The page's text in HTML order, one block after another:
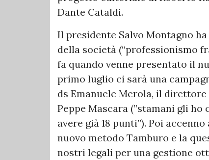
Dante Cataldi.
Il presidente Salvo Montagno
della società (“professionismo
fa quando venne presentato il
primo luglio ci sarà una
ds Emanuele Merola, il
Peppe Mascara (”stamani gli
avere già 18 punti”). Poi
nuovo metodo Tamburo e la
nostri legali per una gestione